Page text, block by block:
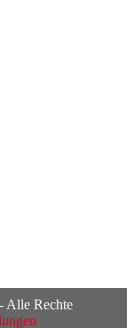
Alle Rechte